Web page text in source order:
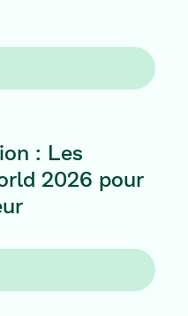
du BIM World 2026
: Les
2026 pour